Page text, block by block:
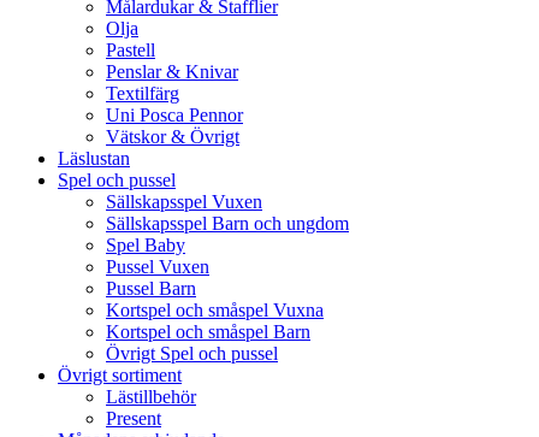
Målardukar & Stafflier
Olja
Pastell
Penslar & Knivar
Textilfärg
Uni Posca Pennor
Vätskor & Övrigt
Läslustan
Spel och pussel
Sällskapsspel Vuxen
Sällskapsspel Barn och ungdom
Spel Baby
Pussel Vuxen
Pussel Barn
Kortspel och småspel Vuxna
Kortspel och småspel Barn
Övrigt Spel och pussel
Övrigt sortiment
Lästillbehör
Present